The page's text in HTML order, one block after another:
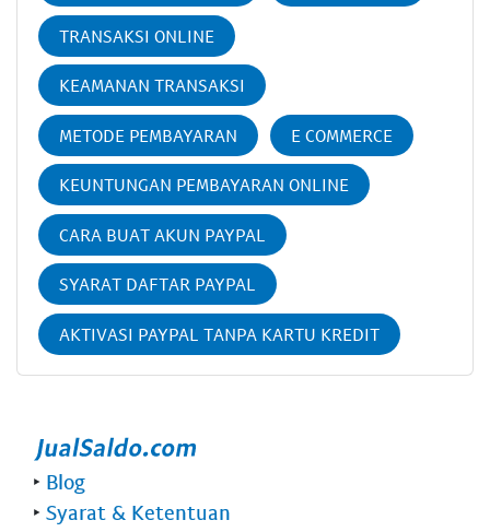
TRANSAKSI ONLINE
KEAMANAN TRANSAKSI
METODE PEMBAYARAN E COMMERCE
KEUNTUNGAN PEMBAYARAN ONLINE
CARA BUAT AKUN PAYPAL
SYARAT DAFTAR PAYPAL
AKTIVASI PAYPAL TANPA KARTU KREDIT
‣ Blog
‣ Syarat & Ketentuan